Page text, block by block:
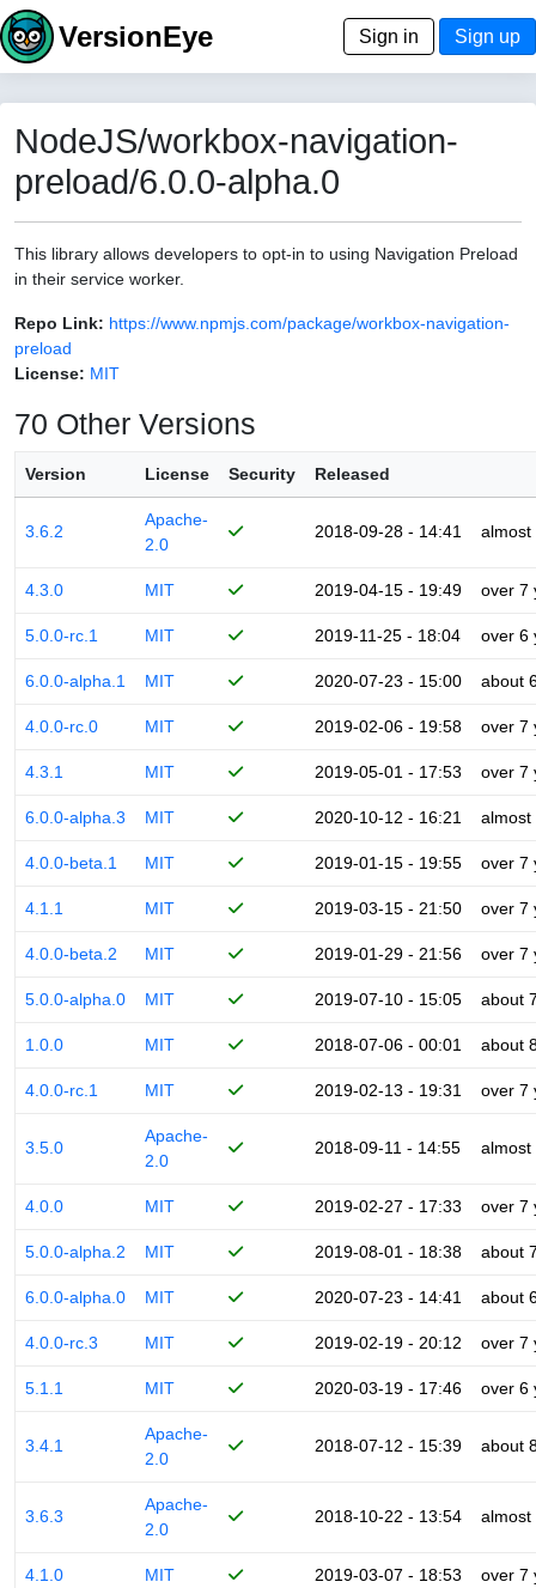
VersionEye Sign in Sign up
NodeJS/workbox-navigation-
preload/6.0.0-alpha.0
This library allows developers to opt-in to using Navigation Preload
in their service worker.
Repo Link: https://www.npmjs.com/package/workbox-navigation-
preload
License: MIT
70 Other Versions
Version License Security Released
3.6.2
Apache-
2.0
2018-09-28 - 14:41 almost
4.3.0 MIT 2019-04-15 - 19:49 over 7
5.0.0-rc.1 MIT 2019-11-25 - 18:04 over 6
6.0.0-alpha.1 MIT 2020-07-23 - 15:00 about
4.0.0-rc.0 MIT 2019-02-06 - 19:58 over 7
4.3.1 MIT 2019-05-01 - 17:53 over 7
6.0.0-alpha.3 MIT 2020-10-12 - 16:21 almost
4.0.0-beta.1 MIT 2019-01-15 - 19:55 over 7
4.1.1 MIT 2019-03-15 - 21:50 over 7
4.0.0-beta.2 MIT 2019-01-29 - 21:56 over 7
5.0.0-alpha.0 MIT 2019-07-10 - 15:05 about
1.0.0 MIT 2018-07-06 - 00:01 about
4.0.0-rc.1 MIT 2019-02-13 - 19:31 over 7
3.5.0
Apache-
2.0
2018-09-11 - 14:55 almost
4.0.0 MIT 2019-02-27 - 17:33 over 7
5.0.0-alpha.2 MIT 2019-08-01 - 18:38 about
6.0.0-alpha.0 MIT 2020-07-23 - 14:41 about
4.0.0-rc.3 MIT 2019-02-19 - 20:12 over 7
5.1.1 MIT 2020-03-19 - 17:46 over 6
3.4.1
Apache-
2.0
2018-07-12 - 15:39 about
3.6.3
Apache-
2.0
2018-10-22 - 13:54 almost
4.1.0 MIT 2019-03-07 - 18:53 over 7